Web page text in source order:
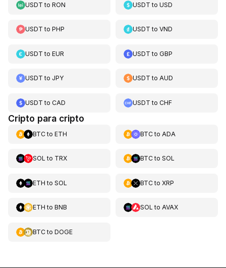
USDT to RON USDT toUSD
USDT to PHP USDT toVND
USDT to EUR USDT toGBP
USDT to JPY USDT toAUD
USDT to CAD USDT toCHF
Cripto para cripto
BTCto ETH BTCto ADA
SOL to TRX BTCto SOL
ETH to SOL BTCto XRP
ETH to BNB SOL to AVAX
BTCto DOGE